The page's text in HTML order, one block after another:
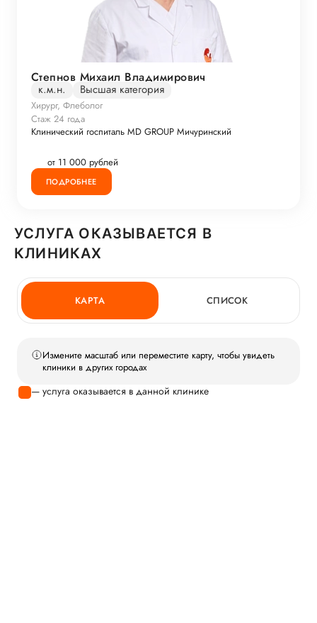
Степнов Михаил Владимирович
к.м.н. Высшая категория
Хирург, Флеболог
Стаж 24 года
Клинический госпиталь MD GROUP Мичуринский
от 11 000 рублей
ПОДРОБНЕЕ
УСЛУГА ОКАЗЫВАЕТСЯ В
КЛИНИКАХ
КАРТА СПИСОК
Измените масштаб или переместите карту, чтобы увидеть
клиники в других городах
— услуга оказывается в данной клинике